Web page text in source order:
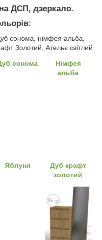
ДСП, дзеркало.
сонома, німфея альба,
Золотий, Ательє світлий
сонома
Німфея
альба
Яблуня
Дуб крафт
золотий